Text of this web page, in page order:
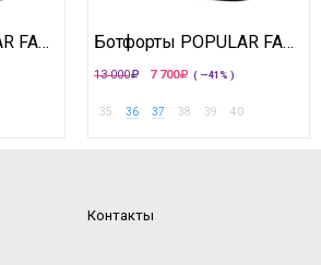
Ботфорты POPULAR FASHION Ботфорты POPULAR FASHION
13 000 7 700 ( —41% )
35 36 37 38 39 40
Контакты